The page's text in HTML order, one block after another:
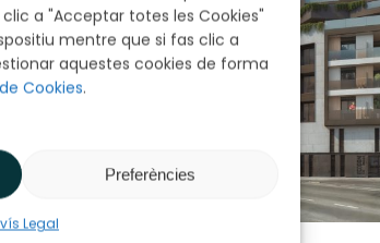
a "Acceptar totes les Cookies"
mentre que si fas clic a
aquestes cookies de forma
Cookies.
Preferències
Legal